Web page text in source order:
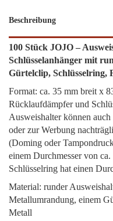
Beschreibung
100 Stück JOJO –
Schlüsselanhänger mit
Gürtelclip, Schlüsselring,
Format: ca. 35 mm breit x
Rücklaufdämpfer und
Ausweishalter können
oder zur Werbung
(Doming oder
einem Durchmesser von
Schlüsselring hat einen
Material: runder
Metallumrandung, einem
Metall